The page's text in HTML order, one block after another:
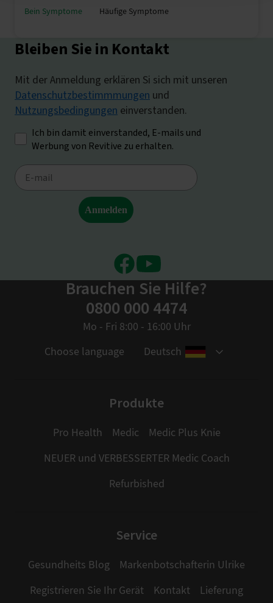
Bein Symptome Häufige Symptome
FacebookYoutube
Brauchen Sie Hilfe?
0800 000 4474
Mo - Fri 8:00 - 16:00 Uhr
Choose language
Deutsch
Produkte
Pro Health Medic
Medic Plus Knie
NEUER und VERBESSERTER Medic Coach
Refurbished
Service
Gesundheits Blog
Markenbotschafterin Ulrike
Registrieren Sie Ihr Gerät
Kontakt Lieferung